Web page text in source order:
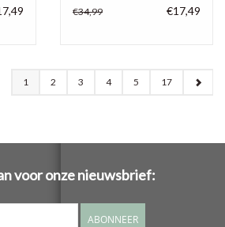
€34,99 €17,49
1 2 3 4 5 17
voor onze nieuwsbrief:
ABONNEER